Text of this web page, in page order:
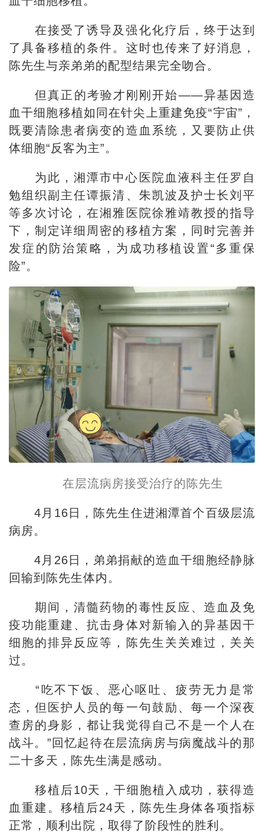
在接受了诱导及强化化疗后，终于达到
了具备移植的条件。这时也传来了好消息，
陈先生与亲弟弟的配型结果完全吻合。
但真正的考验才刚刚开始——异基因造
血干细胞移植如同在针尖上重建免疫“宇宙”，
既要清除患者病变的造血系统，又要防止供
体细胞“反客为主”。
为此，湘潭市中心医院血液科主任罗自
勉组织副主任谭振清、朱凯波及护士长刘平
等多次讨论，在湘雅医院徐雅靖教授的指导
下，制定详细周密的移植方案，同时完善并
发症的防治策略，为成功移植设置“多重保
险”。
在层流病房接受治疗的陈先生
4月16日，陈先生住进湘潭首个百级层流
病房。
4月26日，弟弟捐献的造血干细胞经静脉
回输到陈先生体内。
期间，清髓药物的毒性反应、造血及免
疫功能重建、抗击身体对新输入的异基因干
细胞的排异反应等，陈先生关关难过，关关
过。
“吃不下饭、恶心呕吐、疲劳无力是常
态，但医护人员的每一句鼓励、每一个深夜
查房的身影，都让我觉得自己不是一个人在
战斗。”回忆起待在层流病房与病魔战斗的那
二十多天，陈先生满是感动。
移植后10天，干细胞植入成功，获得造
血重建。移植后24天，陈先生身体各项指标
正常，顺利出院，取得了阶段性的胜利。